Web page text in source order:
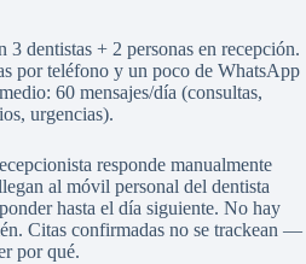
3 dentistas + 2 personas en recepción.
por teléfono y un poco de WhatsApp
60 mensajes/día (consultas,
urgencias).
responde manualmente
al móvil personal del dentista
hasta el día siguiente. No hay
Citas confirmadas no se trackean —
por qué.